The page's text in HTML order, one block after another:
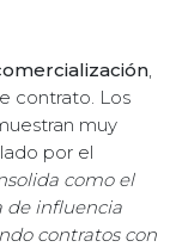
contrato. Los
muy
por el
como el
de influencia
contratos con